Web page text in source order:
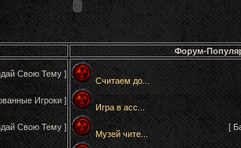
Форум-
Свою Тему ]
Игроки ]
Свою Тему ]
Считаем до...
Игра в асс...
Музей чите...
[